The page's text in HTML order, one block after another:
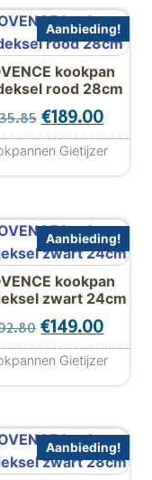
€214.20.
is: €169.00.
Aanbieding!
kookpan
rood 28cm
€189.00
Gietijzer
€171.15.
is: €124.99.
Aanbieding!
kookpan
zwart 24cm
€149.00
Gietijzer
Aanbieding!